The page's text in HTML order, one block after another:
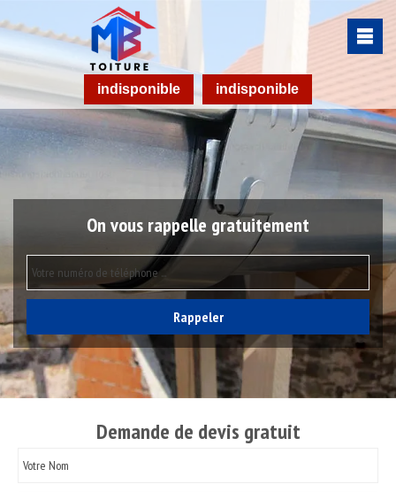
indisponible indisponible
On vous rappelle gratuitement
Demande de devis gratuit